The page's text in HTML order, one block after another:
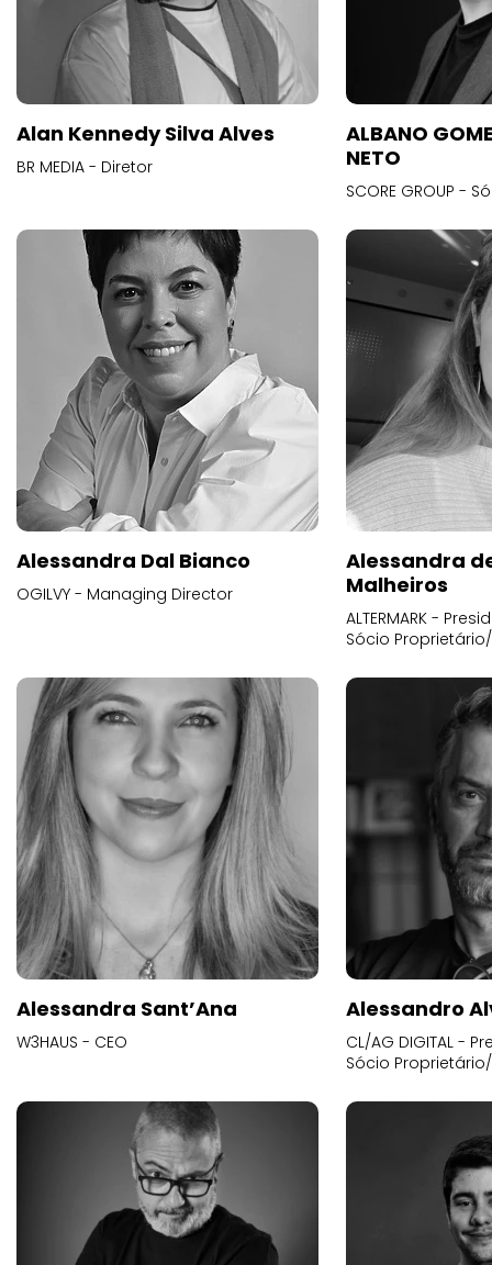
Alan Kennedy Silva Alves
BR MEDIA - Diretor
ALBANO
NETO
SCORE GROUP -
Alessandra Dal Bianco
OGILVY - Managing Director
Alessandra
Malheiros
ALTERMARK -
Sócio
Alessandra Sant’Ana
W3HAUS - CEO
Alessandro
CL/AG DIGITAL -
Sócio